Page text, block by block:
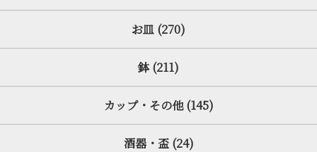
お皿 (270)
鉢 (211)
カップ・その他 (145)
酒器・盃 (24)